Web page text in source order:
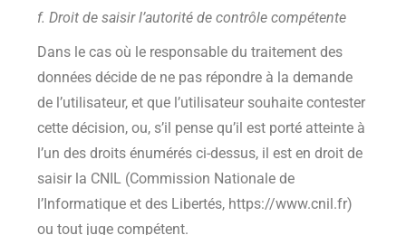
f. Droit de saisir l’autorité de contrôle compétente
Dans le cas où le responsable du traitement des
données décide de ne pas répondre à la demande
de l’utilisateur, et que l’utilisateur souhaite contester
cette décision, ou, s’il pense qu’il est porté atteinte à
l’un des droits énumérés ci-dessus, il est en droit de
saisir la CNIL (Commission Nationale de
l’Informatique et des Libertés, https://www.cnil.fr)
ou tout juge compétent.